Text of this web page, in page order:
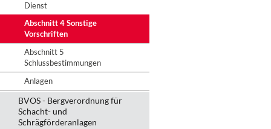
Dienst
Abschnitt 4 Sonstige
Vorschriften
Abschnitt 5
Schlussbestimmungen
Anlagen
BVOS - Bergverordnung für
Schacht- und
Schrägförderanlagen